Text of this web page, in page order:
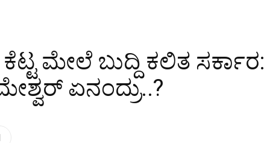
ಮೇಲೆ ಬುದ್ದಿ ಕಲಿತ ಸರ್ಕಾರ:
ಏನಂದ್ರು..?